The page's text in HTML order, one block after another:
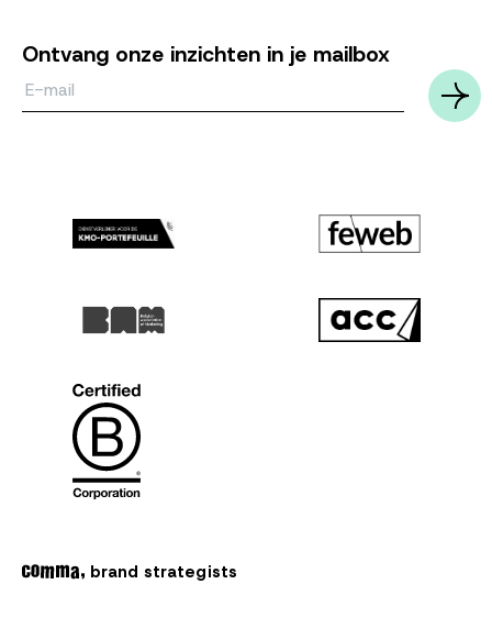
Ontvang onze inzichten in je mailbox
brand strategists